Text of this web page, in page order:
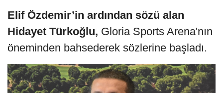
Elif Özdemir’in ardından sözü alan
Hidayet Türkoğlu, Gloria Sports Arena'nın
öneminden bahsederek sözlerine başladı.